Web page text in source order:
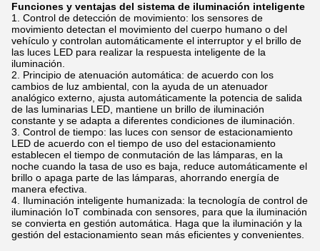
Funciones y ventajas del sistema de iluminación inteligente
Control de detección de movimiento: los sensores de
movimiento detectan el movimiento del cuerpo humano o del
vehículo y controlan automáticamente el interruptor y el brillo de
las luces LED para realizar la respuesta inteligente de la
iluminación.
Principio de atenuación automática: de acuerdo con los
cambios de luz ambiental, con la ayuda de un atenuador
analógico externo, ajusta automáticamente la potencia de salida
de las luminarias LED, mantiene un brillo de iluminación
constante y se adapta a diferentes condiciones de iluminación.
Control de tiempo: las luces con sensor de estacionamiento
LED de acuerdo con el tiempo de uso del estacionamiento
establecen el tiempo de conmutación de las lámparas, en la
noche cuando la tasa de uso es baja, reduce automáticamente el
brillo o apaga parte de las lámparas, ahorrando energía de
manera efectiva.
Iluminación inteligente humanizada: la tecnología de control de
iluminación IoT combinada con sensores, para que la iluminación
se convierta en gestión automática. Haga que la iluminación y la
gestión del estacionamiento sean más eficientes y convenientes.